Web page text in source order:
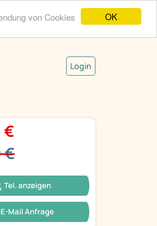
OK
von Cookies
Login
€
€
Tel. anzeigen
E-Mail Anfrage